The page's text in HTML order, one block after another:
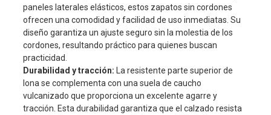
paneles laterales elásticos, estos zapatos sin cordones
ofrecen una comodidad y facilidad de uso inmediatas. Su
diseño garantiza un ajuste seguro sin la molestia de los
cordones, resultando práctico para quienes buscan
practicidad.
Durabilidad y tracción:
La resistente parte superior de
lona se complementa con una suela de caucho
vulcanizado que proporciona un excelente agarre y
tracción. Esta durabilidad garantiza que el calzado resista